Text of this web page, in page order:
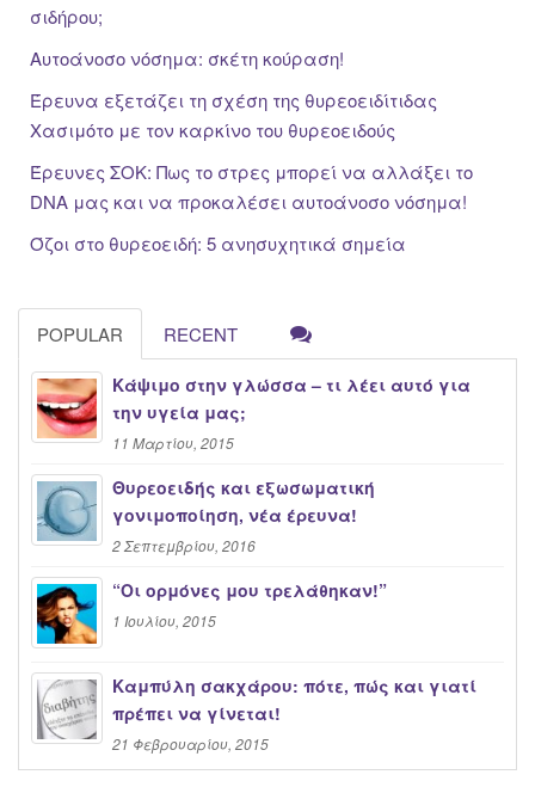
σιδήρου;
Αυτοάνοσο νόσημα: σκέτη κούραση!
Έρευνα εξετάζει τη σχέση της θυρεοειδίτιδας
Χασιμότο με τον καρκίνο του θυρεοειδούς
Έρευνες ΣΟΚ: Πως το στρες μπορεί να αλλάξει το
DNA μας και να προκαλέσει αυτοάνοσο νόσημα!
Όζοι στο θυρεοειδή: 5 ανησυχητικά σημεία
POPULAR RECENT
Κάψιμο στην γλώσσα – τι λέει αυτό για
την υγεία μας;
11 Μαρτίου, 2015
Θυρεοειδής και εξωσωματική
γονιμοποίηση, νέα έρευνα!
2 Σεπτεμβρίου, 2016
“Oι ορμόνες μου τρελάθηκαν!”
1 Ιουλίου, 2015
Καμπύλη σακχάρου: πότε, πώς και γιατί
πρέπει να γίνεται!
21 Φεβρουαρίου, 2015